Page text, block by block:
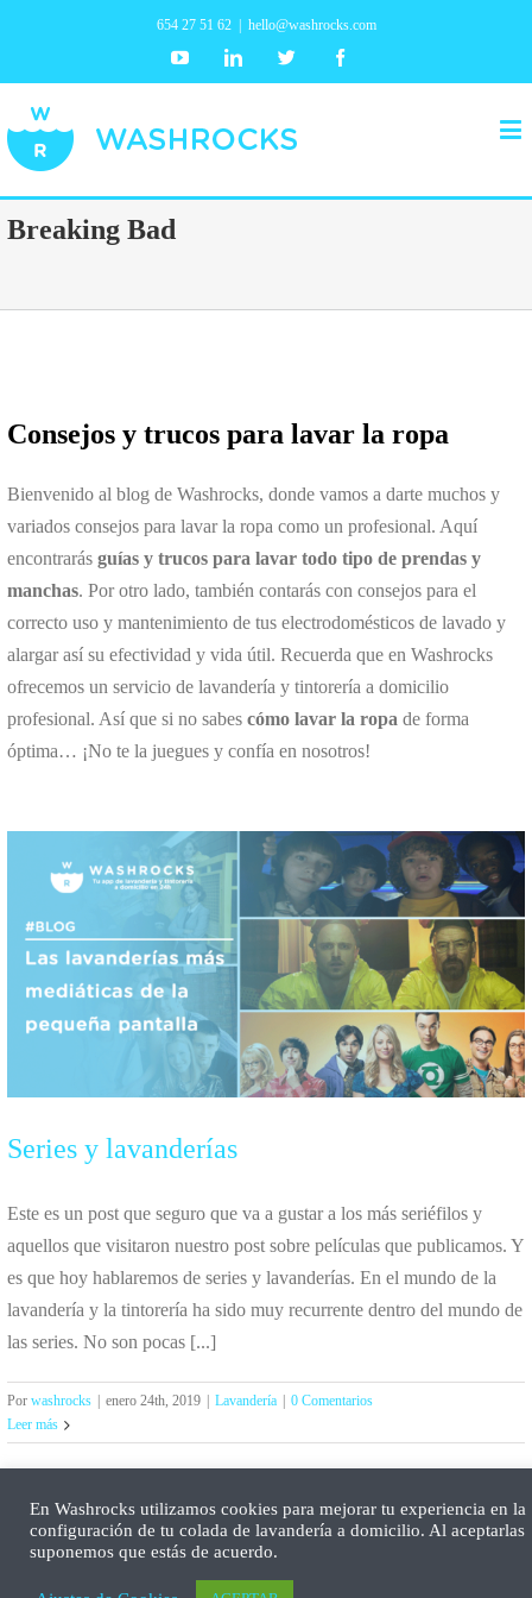
654 27 51 62 hello@washrocks.com
YoutubeLinkedin Twitter
Breaking Bad
Consejos y trucos para lavar la ropa
Bienvenido al blog de Washrocks, donde vamos a darte muchos y
variados consejos para lavar la ropa como un profesional. Aquí
encontrarás guías y trucos para lavar todo tipo de prendas y
manchas. Por otro lado, también contarás con consejos para el
correcto uso y mantenimiento de tus electrodomésticos de lavado y
alargar así su efectividad y vida útil. Recuerda que en Washrocks
ofrecemos un servicio de lavandería y tintorería a domicilio
profesional. Así que si no sabes cómo lavar la ropa de forma
óptima… ¡No te la juegues y confía en nosotros!
Series y lavanderías
Este es un post que seguro que va a gustar a los más seriéfilos y
aquellos que visitaron nuestro post sobre películas que publicamos. Y
es que hoy hablaremos de series y lavanderías. En el mundo de la
lavandería y la tintorería ha sido muy recurrente dentro del mundo de
las series. No son pocas [...]
Por washrocks | enero 24th, 2019 | Lavandería | 0 Comentarios
Leer más
En Washrocks utilizamos cookies para mejorar tu experiencia en la
configuración de tu colada de lavandería a domicilio. Al aceptarlas
suponemos que estás de acuerdo.